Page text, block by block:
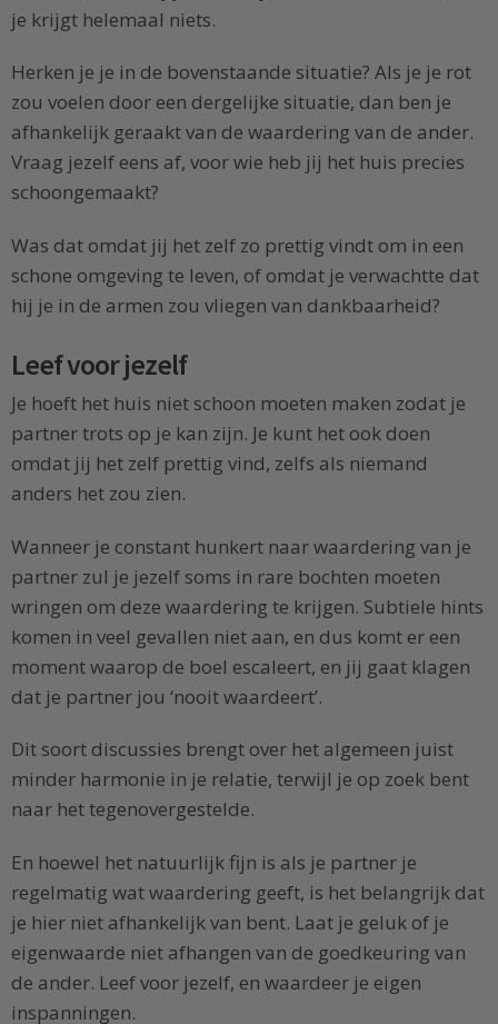
je krijgt helemaal niets.
Herken je je in de bovenstaande situatie? Als je je rot
zou voelen door een dergelijke situatie, dan ben je
afhankelijk geraakt van de waardering van de ander.
Vraag jezelf eens af, voor wie heb jij het huis precies
schoongemaakt?
Was dat omdat jij het zelf zo prettig vindt om in een
schone omgeving te leven, of omdat je verwachtte dat
hij je in de armen zou vliegen van dankbaarheid?
Leef voor jezelf
Je hoeft het huis niet schoon moeten maken zodat je
partner trots op je kan zijn. Je kunt het ook doen
omdat jij het zelf prettig vind, zelfs als niemand
anders het zou zien.
Wanneer je constant hunkert naar waardering van je
partner zul je jezelf soms in rare bochten moeten
wringen om deze waardering te krijgen. Subtiele hints
komen in veel gevallen niet aan, en dus komt er een
moment waarop de boel escaleert, en jij gaat klagen
dat je partner jou ‘nooit waardeert’.
Dit soort discussies brengt over het algemeen juist
minder harmonie in je relatie, terwijl je op zoek bent
naar het tegenovergestelde.
En hoewel het natuurlijk fijn is als je partner je
regelmatig wat waardering geeft, is het belangrijk dat
je hier niet afhankelijk van bent. Laat je geluk of je
eigenwaarde niet afhangen van de goedkeuring van
de ander. Leef voor jezelf, en waardeer je eigen
inspanningen.